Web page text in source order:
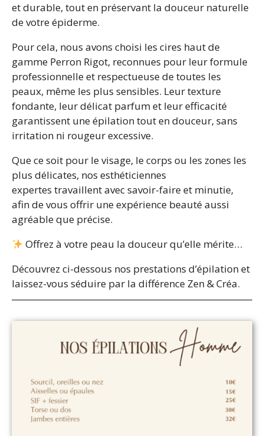
et durable, tout en préservant la douceur naturelle
de votre épiderme.
Pour cela, nous avons choisi les cires haut de
gamme Perron Rigot, reconnues pour leur formule
professionnelle et respectueuse de toutes les
peaux, même les plus sensibles. Leur texture
fondante, leur délicat parfum et leur efficacité
garantissent une épilation tout en douceur, sans
irritation ni rougeur excessive.
Que ce soit pour le visage, le corps ou les zones les
plus délicates, nos esthéticiennes
expertes travaillent avec savoir-faire et minutie,
afin de vous offrir une expérience beauté aussi
agréable que précise.
Offrez à votre peau la douceur qu’elle mérite…
Découvrez ci-dessous nos prestations d’épilation et
laissez-vous séduire par la différence Zen & Créa.